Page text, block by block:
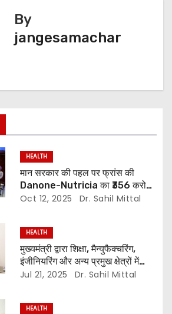
By
jangesamachar
HEALTH
मान सरकार की पहल पर फ्रांस की
Danone-Nutricia का ₹356 करोड़
का निवेश, Agri-Food सेक्टर को
Oct 12, 2025 Dr. Sahil Mittal
HEALTH
मुख्यमंत्री द्वारा शिक्षा, मैन्युफैक्चरिंग,
इंजीनियरिंग और अन्य प्रमुख क्षेत्रों में
ब्रिटेन के साथ मजबूत संबंधों पर ज़ोर
Jul 21, 2025 Dr. Sahil Mittal
HEALTH